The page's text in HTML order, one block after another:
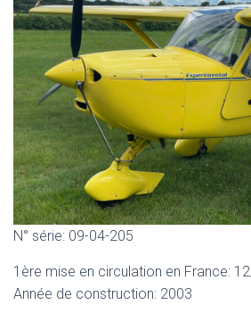
N° série: 09-04-205
1ère mise en circulation en France:
Année de construction: 2003